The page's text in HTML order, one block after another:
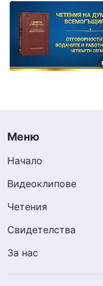
Меню
Начало
Видеоклипове
Четения
Свидетелства
За нас